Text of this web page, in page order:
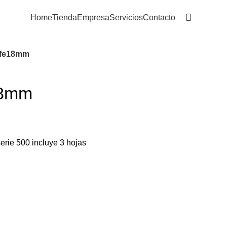
HomeTiendaEmpresaServiciosContacto
500 incluye 3 hojas